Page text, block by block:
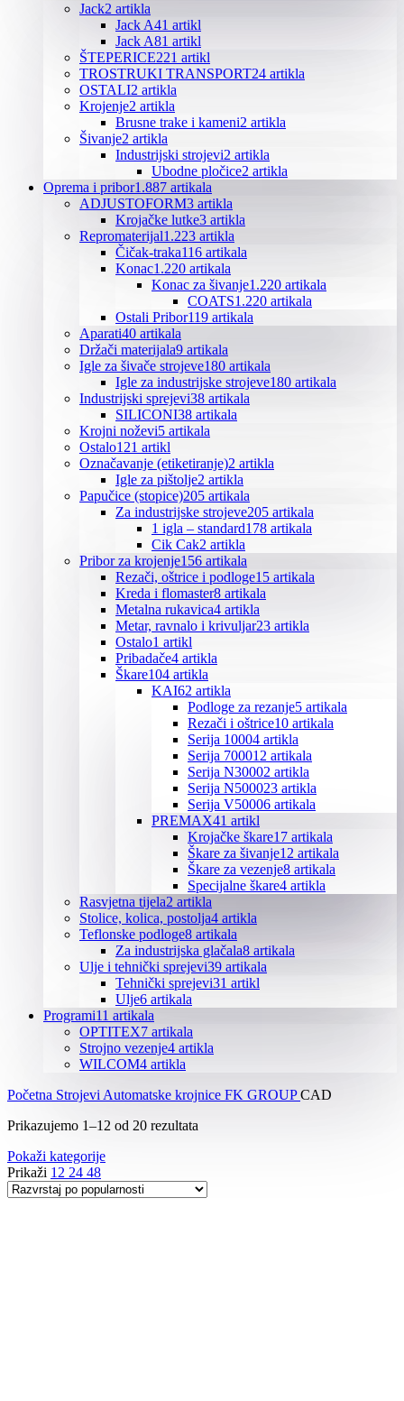
Jack2 artikla
Jack A41 artikl
Jack A81 artikl
ŠTEPERICE221 artikl
TROSTRUKI TRANSPORT24 artikla
OSTALI2 artikla
Krojenje2 artikla
Brusne trake i kameni2 artikla
Šivanje2 artikla
Industrijski strojevi2 artikla
Ubodne pločice2 artikla
Oprema i pribor1.887 artikala
ADJUSTOFORM3 artikla
Krojačke lutke3 artikla
Repromaterijal1.223 artikla
Čičak-traka116 artikala
Konac1.220 artikala
Konac za šivanje1.220 artikala
COATS1.220 artikala
Ostali Pribor119 artikala
Aparati40 artikala
Držači materijala9 artikala
Igle za šivače strojeve180 artikala
Igle za industrijske strojeve180 artikala
Industrijski sprejevi38 artikala
SILICONI38 artikala
Krojni noževi5 artikala
Ostalo121 artikl
Označavanje (etiketiranje)2 artikla
Igle za pištolje2 artikla
Papučice (stopice)205 artikala
Za industrijske strojeve205 artikala
1 igla – standard178 artikala
Cik Cak2 artikla
Pribor za krojenje156 artikala
Rezači, oštrice i podloge15 artikala
Kreda i flomaster8 artikala
Metalna rukavica4 artikla
Metar, ravnalo i krivuljar23 artikla
Ostalo1 artikl
Pribadače4 artikla
Škare104 artikla
KAI62 artikla
Podloge za rezanje5 artikala
Rezači i oštrice10 artikala
Serija 10004 artikla
Serija 700012 artikala
Serija N30002 artikla
Serija N500023 artikla
Serija V50006 artikala
PREMAX41 artikl
Krojačke škare17 artikala
Škare za šivanje12 artikala
Škare za vezenje8 artikala
Specijalne škare4 artikla
Rasvjetna tijela2 artikla
Stolice, kolica, postolja4 artikla
Teflonske podloge8 artikala
Za industrijska glačala8 artikala
Ulje i tehnički sprejevi39 artikala
Tehnički sprejevi31 artikl
Ulje6 artikala
Programi11 artikala
OPTITEX7 artikala
Strojno vezenje4 artikla
WILCOM4 artikla
Početna Strojevi Automatske krojnice FK GROUPCAD
Prikazujemo 1–12 od 20 rezultata
Pokaži kategorije
Prikaži 12 24 48